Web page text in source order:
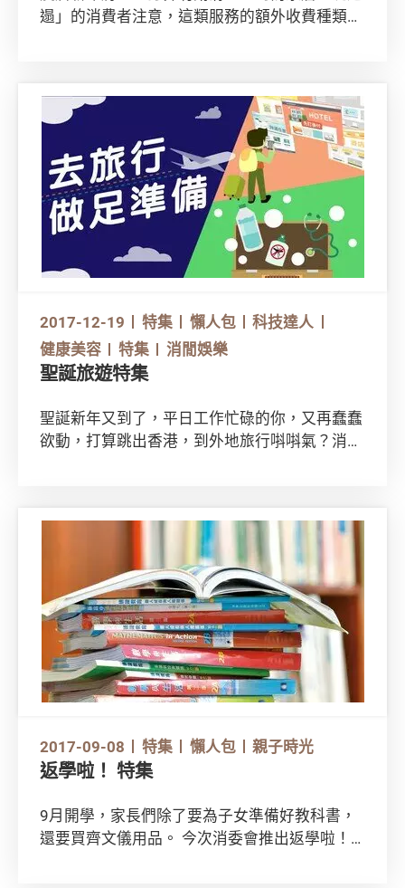
遢」的消費者注意，這類服務的額外收費種類繁
2017-12-19 特集 懶人包
科技達人
健康美容
特集 消閒娛樂
聖誕旅遊特集
聖誕新年又到了，平日工作忙碌的你，又再蠢蠢
欲動，打算跳出香港，到外地旅行唞唞氣？消委
得放心！
2017-09-08 特集 懶人包 親子時光
返學啦！ 特集
9月開學，家長們除了要為子女準備好教科書，
還要買齊文儀用品。 今次消委會推出返學啦！